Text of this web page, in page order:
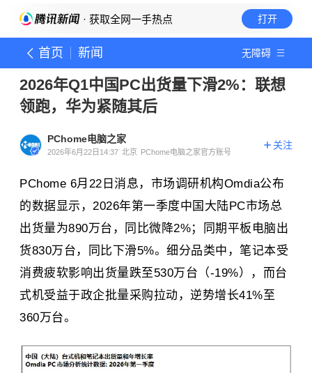
· 获取全网一手热点 打开
首页 新闻 无障碍
2026年Q1中国PC出货量下滑2%：联想
领跑，华为紧随其后
PChome电脑之家
2026年6月22日14:37 北京 PChome电脑之家官方账号
关注
PChome 6月22日消息，市场调研机构Omdia公布
的数据显示，2026年第一季度中国大陆PC市场总
出货量为890万台，同比微降2%；同期平板电脑出
货830万台，同比下滑5%。细分品类中，笔记本受
消费疲软影响出货量跌至530万台（-19%），而台
式机受益于政企批量采购拉动，逆势增长41%至
360万台。